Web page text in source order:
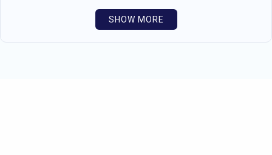
Walnut Creek
Wallburg Wahese Wagram
SHOW MORE